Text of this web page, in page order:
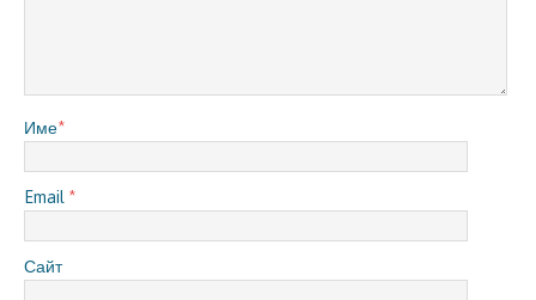
Име*
Email *
Сайт